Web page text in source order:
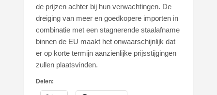
de prijzen achter bij hun verwachtingen. De
dreiging van meer en goedkopere importen in
combinatie met een stagnerende staalafname
binnen de EU maakt het onwaarschijnlijk dat
er op korte termijn aanzienlijke prijsstijgingen
zullen plaatsvinden.
Delen: